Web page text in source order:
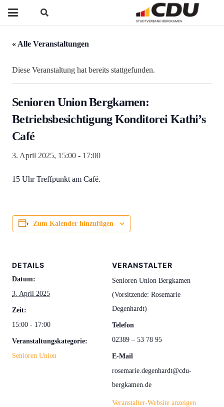
« Alle Veranstaltungen
Diese Veranstaltung hat bereits stattgefunden.
Senioren Union Bergkamen:
Betriebsbesichtigung Konditorei Kathi’s
Café
3. April 2025, 15:00 - 17:00
15 Uhr Treffpunkt am Café.
Zum Kalender hinzufügen
DETAILS
Datum:
3. April 2025
Zeit:
15:00 - 17:00
Veranstaltungskategorie:
Senioren Union
VERANSTALTER
Senioren Union Bergkamen
(Vorsitzende: Rosemarie
Degenhardt)
Telefon
02389 – 53 78 95
E-Mail
rosemarie.degenhardt@cdu-
bergkamen.de
Veranstalter-Website anzeigen